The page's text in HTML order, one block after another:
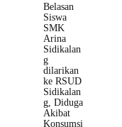
Belasan
Siswa
SMK
Arina
Sidikalan
g
dilarikan
ke RSUD
Sidikalan
g, Diduga
Akibat
Konsumsi